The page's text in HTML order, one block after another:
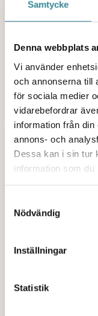
Samtycke
Denna webbplats
Vi använder
och annonserna till
för sociala medier
vidarebefordrar
information från
annons- och
Dessa kan i sin tur
information som du
Nödvändig
Inställningar
Statistik
Steg3/5
Dina